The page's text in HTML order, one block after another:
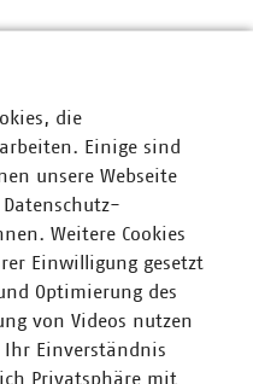
TK
ABFALLWIRTSCHAFT
die
Einige sind
unsere Webseite
Weitere Cookies
Einwilligung gesetzt
Optimierung des
von Videos nutzen
Ihr Einverständnis
Privatsphäre mit